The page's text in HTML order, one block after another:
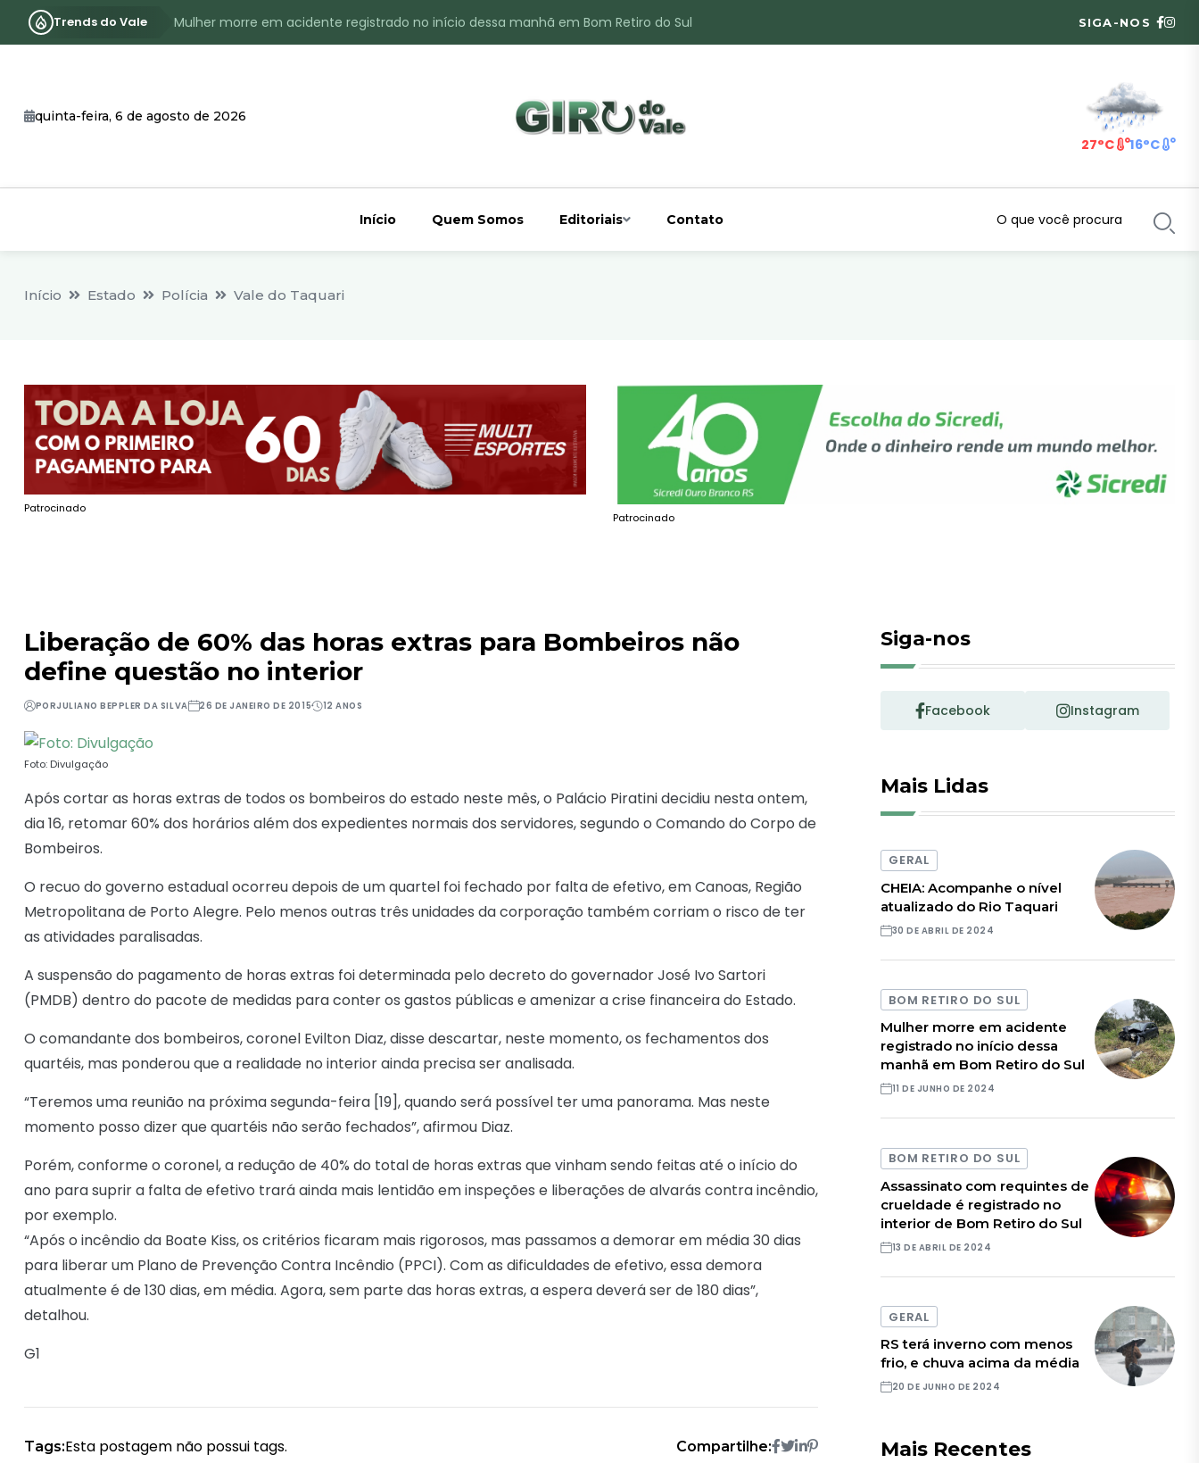
Trends do Vale
Mulher morre em acidente registrado no início dessa manhã em Bom Retiro do Sul
Identificado o jovem assassinado no interior de Bom Retiro do Sul
SIGA-NOS
quinta-feira, 6 de agosto de 2026
27°C 16°C
Início Quem Somos Editoriais Contato
Início Estado Polícia Vale do Taquari
Patrocinado
Patrocinado
Liberação de 60% das horas extras para Bombeiros não
define questão no interior
PORJULIANO BEPPLER DA SILVA 26 DE JANEIRO DE 2015 12 ANOS
Foto: Divulgação
Após cortar as horas extras de todos os bombeiros do estado neste mês, o Palácio Piratini decidiu nesta ontem,
dia 16, retomar 60% dos horários além dos expedientes normais dos servidores, segundo o Comando do Corpo de
Bombeiros.
O recuo do governo estadual ocorreu depois de um quartel foi fechado por falta de efetivo, em Canoas, Região
Metropolitana de Porto Alegre. Pelo menos outras três unidades da corporação também corriam o risco de ter
as atividades paralisadas.
A suspensão do pagamento de horas extras foi determinada pelo decreto do governador José Ivo Sartori
(PMDB) dentro do pacote de medidas para conter os gastos públicas e amenizar a crise financeira do Estado.
O comandante dos bombeiros, coronel Evilton Diaz, disse descartar, neste momento, os fechamentos dos
quartéis, mas ponderou que a realidade no interior ainda precisa ser analisada.
“Teremos uma reunião na próxima segunda-feira [19], quando será possível ter uma panorama. Mas neste
momento posso dizer que quartéis não serão fechados”, afirmou Diaz.
Porém, conforme o coronel, a redução de 40% do total de horas extras que vinham sendo feitas até o início do
ano para suprir a falta de efetivo trará ainda mais lentidão em inspeções e liberações de alvarás contra incêndio,
por exemplo.
“Após o incêndio da Boate Kiss, os critérios ficaram mais rigorosos, mas passamos a demorar em média 30 dias
para liberar um Plano de Prevenção Contra Incêndio (PPCI). Com as dificuldades de efetivo, essa demora
atualmente é de 130 dias, em média. Agora, sem parte das horas extras, a espera deverá ser de 180 dias”,
detalhou.
G1
Tags:Esta postagem não possui tags. Compartilhe:
Siga-nos
Facebook Instagram
Mais Lidas
GERAL
CHEIA: Acompanhe o nível
atualizado do Rio Taquari
30 DE ABRIL DE 2024
BOM RETIRO DO SUL
Mulher morre em acidente
registrado no início dessa
manhã em Bom Retiro do Sul
11 DE JUNHO DE 2024
BOM RETIRO DO SUL
Assassinato com requintes de
crueldade é registrado no
interior de Bom Retiro do Sul
13 DE ABRIL DE 2024
GERAL
RS terá inverno com menos
frio, e chuva acima da média
20 DE JUNHO DE 2024
Mais Recentes